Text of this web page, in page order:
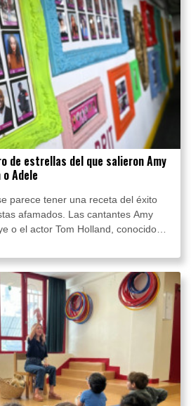
de estrellas del que salieron Amy
Adele
parece tener una receta del éxito
afamados. Las cantantes Amy
o el actor Tom Holland, conocido
son antiguos alumnos de esta
de ser gratuita.